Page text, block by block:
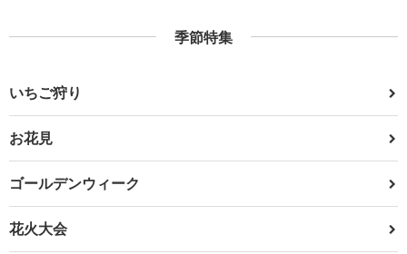
季節特集
いちご狩り
お花見
ゴールデンウィーク
花火大会